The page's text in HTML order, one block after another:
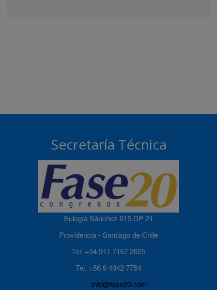
Secretaría Técnica
Eulogía Sánchez 015 DP 21
Providencia - Santiago de Chile
Tel. +54 911 7167 2025
Tel. +56 9 4042 7754
info@fase20.com